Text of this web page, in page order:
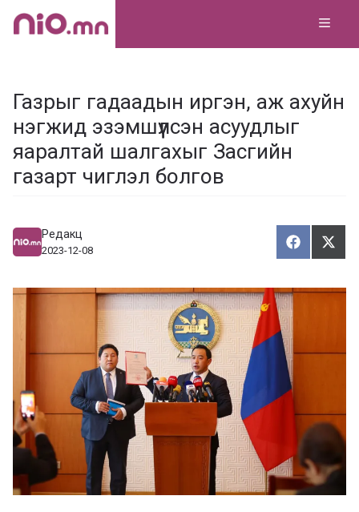
Skip
Газрыг гадаадын иргэн, аж ахуйн
нэгжид эзэмшүүлсэн асуудлыг
яаралтай шалгахыг Засгийн
газарт чиглэл болгов
Редакц
2023-12-08
Х
у
а
х
Т
ү
э